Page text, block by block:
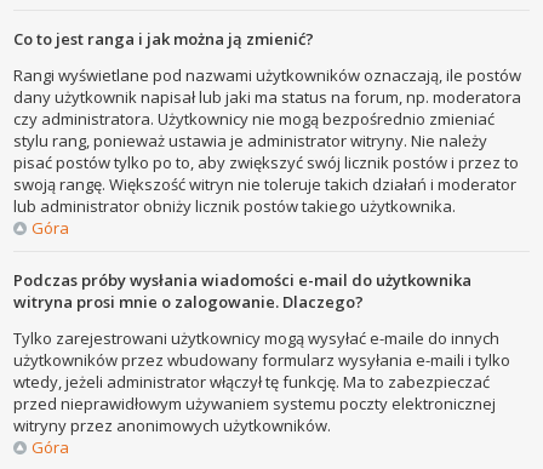
Co to jest ranga i jak można ją zmienić?
Rangi wyświetlane pod nazwami użytkowników oznaczają, ile postów
dany użytkownik napisał lub jaki ma status na forum, np. moderatora
czy administratora. Użytkownicy nie mogą bezpośrednio zmieniać
stylu rang, ponieważ ustawia je administrator witryny. Nie należy
pisać postów tylko po to, aby zwiększyć swój licznik postów i przez to
swoją rangę. Większość witryn nie toleruje takich działań i moderator
lub administrator obniży licznik postów takiego użytkownika.
Góra
Podczas próby wysłania wiadomości e-mail do użytkownika
witryna prosi mnie o zalogowanie. Dlaczego?
Tylko zarejestrowani użytkownicy mogą wysyłać e-maile do innych
użytkowników przez wbudowany formularz wysyłania e-maili i tylko
wtedy, jeżeli administrator włączył tę funkcję. Ma to zabezpieczać
przed nieprawidłowym używaniem systemu poczty elektronicznej
witryny przez anonimowych użytkowników.
Góra